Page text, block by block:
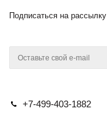
Подписаться на рассылку
+7-499-403-1882